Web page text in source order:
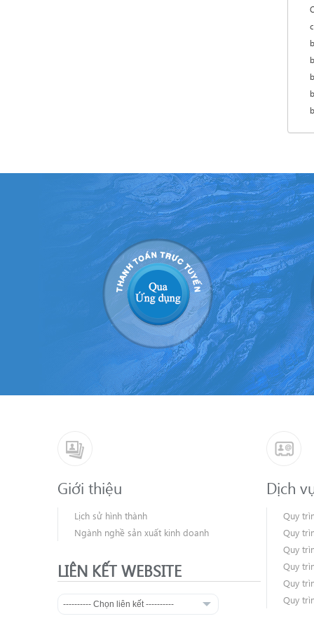
Giới thiệu
Lịch sử hình thành
Ngành nghề sản xuất kinh doanh
LIÊN KẾT WEBSITE
Dịch
Quy
Quy
Quy
Quy
Quy
Quy